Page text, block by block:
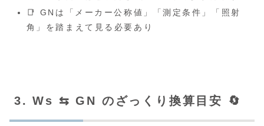
📑 GNは「メーカー公称値」「測定条件」「照射
角」を踏まえて見る必要あり
3. Ws ⇆ GN のざっくり換算目安 🔄